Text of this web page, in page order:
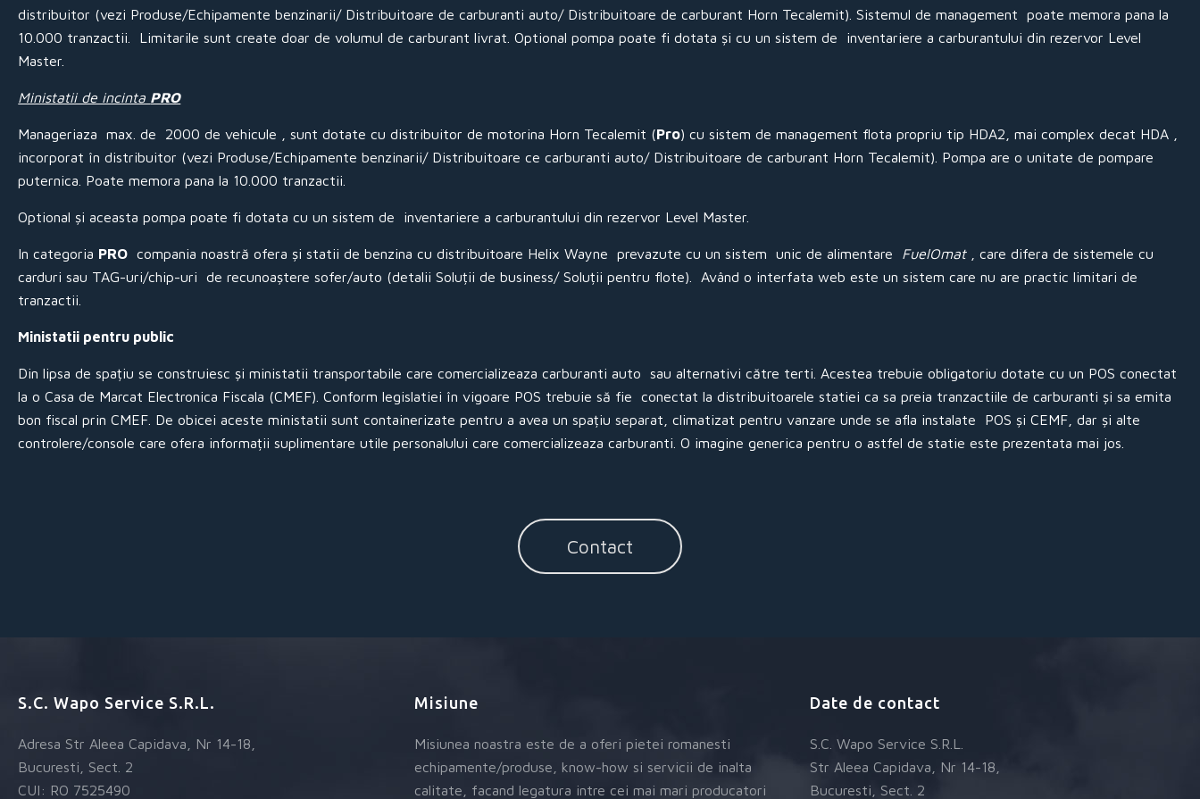
distribuitor (vezi Produse/Echipamente benzinarii/ Distribuitoare de carburanti auto/ Distribuitoare de carburant Horn Tecalemit). Sistemul de management poate memora pana la
10.000 tranzactii. Limitarile sunt create doar de volumul de carburant livrat. Optional pompa poate fi dotata și cu un sistem de inventariere a carburantului din rezervor Level
Master.
Ministatii de incinta PRO
Manageriaza max. de 2000 de vehicule , sunt dotate cu distribuitor de motorina Horn Tecalemit (Pro) cu sistem de management flota propriu tip HDA2, mai complex decat HDA ,
incorporat în distribuitor (vezi Produse/Echipamente benzinarii/ Distribuitoare ce carburanti auto/ Distribuitoare de carburant Horn Tecalemit). Pompa are o unitate de pompare
puternica. Poate memora pana la 10.000 tranzactii.
Optional și aceasta pompa poate fi dotata cu un sistem de inventariere a carburantului din rezervor Level Master.
In categoria PRO compania noastră ofera și statii de benzina cu distribuitoare Helix Wayne prevazute cu un sistem unic de alimentare FuelOmat
, care difera de sistemele cu
carduri sau TAG-uri/chip-uri de recunoaștere sofer/auto (detalii Soluții de business/ Soluții pentru flote). Având o interfata web este un sistem care nu are practic limitari de
tranzactii.
Ministatii pentru public
Din lipsa de spațiu se construiesc și ministatii transportabile care comercializeaza carburanti auto sau alternativi către terti. Acestea trebuie obligatoriu dotate cu un POS conectat
la o Casa de Marcat Electronica Fiscala (CMEF). Conform legislatiei în vigoare POS trebuie să fie conectat la distribuitoarele statiei ca sa preia tranzactiile de carburanti și sa emita
bon fiscal prin CMEF. De obicei aceste ministatii sunt containerizate pentru a avea un spațiu separat, climatizat pentru vanzare unde se afla instalate POS și CEMF, dar și alte
controlere/console care ofera informații suplimentare utile personalului care comercializeaza carburanti. O imagine generica pentru o astfel de statie este prezentata mai jos.
Contact
S.C. Wapo Service S.R.L.
Adresa Str Aleea Capidava, Nr 14-18,
Bucuresti, Sect. 2
CUI: RO 7525490
Misiune
Misiunea noastra este de a oferi pietei romanesti
echipamente/produse, know-how si servicii de inalta
calitate, facand legatura intre cei mai mari producatori
Date de contact
S.C. Wapo Service S.R.L.
Str Aleea Capidava, Nr 14-18,
Bucuresti, Sect. 2